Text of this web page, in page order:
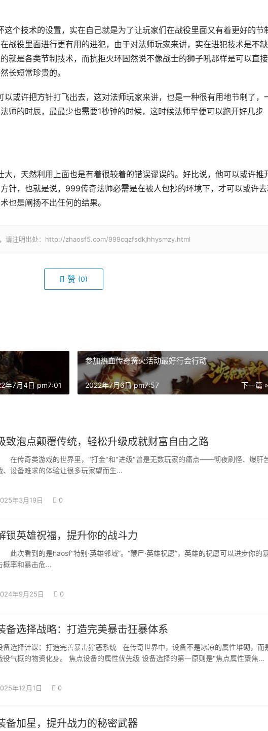
战役里面进行更有用的进犯，由于对法师玩家来讲，实在进犯技术是不缺
就是各类节制技术，而抗拒火环固然说不像战士的狮子吼那样是可以直
长短常珍贵的。
师的时辰，最最少也需要1秒钟的时候，这时候法师早便可以跑开好几步
针，也就是说，999传奇法师必需是在被人包抄的环境下，才可以或许
也是阐扬不出任何的结果。
请注明出处：http://zhaosf5.com/999cqzfsdkjhhysmzy.html
赞 (0)
年7月4日 pm7:01
参加热血传奇篝火活动最好行会行动
下一篇 »
2022年7月6日 pm7:57
致泡点颠覆传统，轻松升级成就财富自由之路
在传奇类游戏的世界里，"打金"和"进级"曾是无数玩家的痛点——彻夜刷怪、爆肝
、设备难求的体验让很多玩家望而生…
年3月19日 0
锁英雄祝福，提升你的战斗力
此次看到的是haosf“特别·英雄邻域”。“鞭尸·英雄祝愿”，英雄的祝愿可以进步你的
概率和暴击危…
年9月25日 0
备选择战略：打造完美暴击狂暴体系
备选择计谋：打造完善暴击狞恶系统 在传奇世界中，设备不是冰凉的属性堆砌，而
役气概的物资化身。 焦点设备的属性优先级 设备选择的第一原则是"焦点属性聚焦…
年12月1日 0
备加星，提升战力的秘密武器